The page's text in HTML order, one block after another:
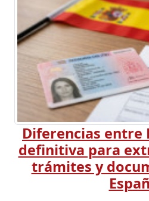
Diferencias entre
definitiva para
trámites y